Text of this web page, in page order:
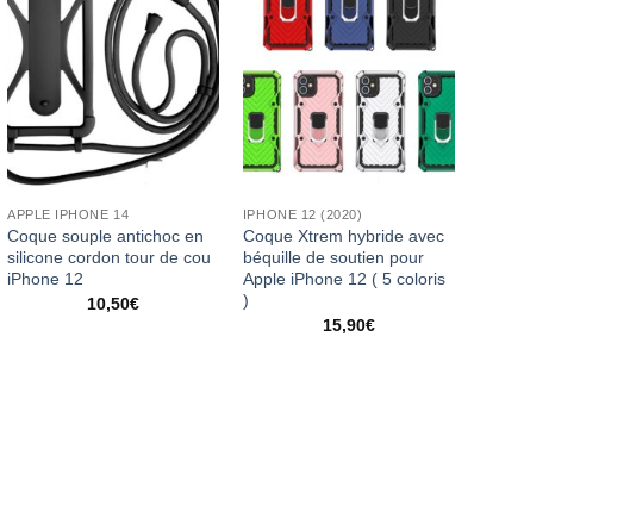
APPLE IPHONE 14
Coque souple antichoc en
silicone cordon tour de cou
iPhone 12
10,50€
IPHONE 12 (2020)
Coque Xtrem hybride avec
béquille de soutien pour
Apple iPhone 12 ( 5 coloris
)
15,90€